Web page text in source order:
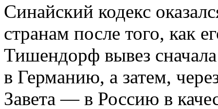
Синайский кодекс
странам после того, как
Тишендорф вывез сначала
в Германию, а затем,
Завета — в Россию в